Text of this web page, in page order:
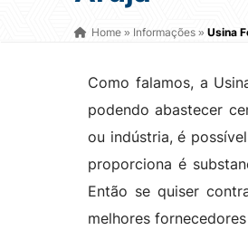
Home » Informações »Usina
Como falamos, a
podendo abastecer
ou indústria, é
proporciona é
Então se quiser
melhores